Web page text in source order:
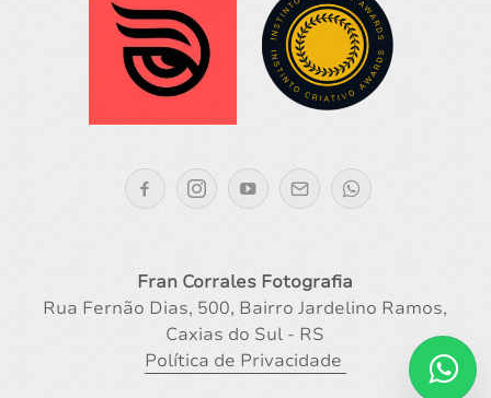
Fran Corrales Fotografia
Rua Fernão Dias, 500, Bairro Jardelino Ramos,
Caxias do Sul - RS
Política de Privacidade